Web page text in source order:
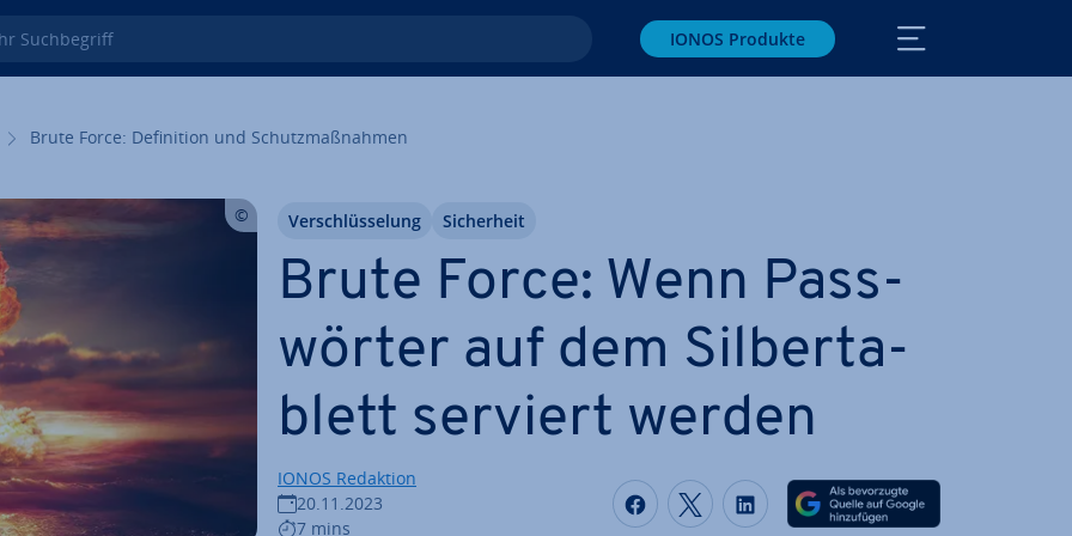
Such­be­griff IONOS Produkte
Brute Force: De­fi­ni­ti­on und Schutz­maß­nah­men
Brute Force: Wenn Pass­
wör­ter auf dem Sil­ber­ta­
blett serviert werden
IONOS Redaktion
20.11.2023
7 mins
Auf Facebook teilen
Auf Twitter teilen
Auf LinkedIn teilen
Ver­schlüs­se­lung Si­cher­heit